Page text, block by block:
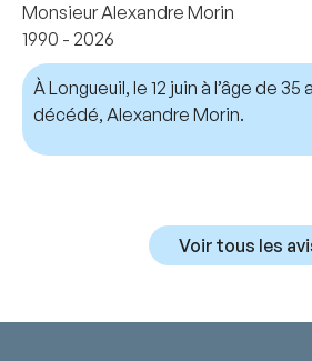
Monsieur Alexandre Morin
1990 - 2026
À Longueuil, le 12 juin à l’âge de 35
décédé, Alexandre Morin.
Voir tous les